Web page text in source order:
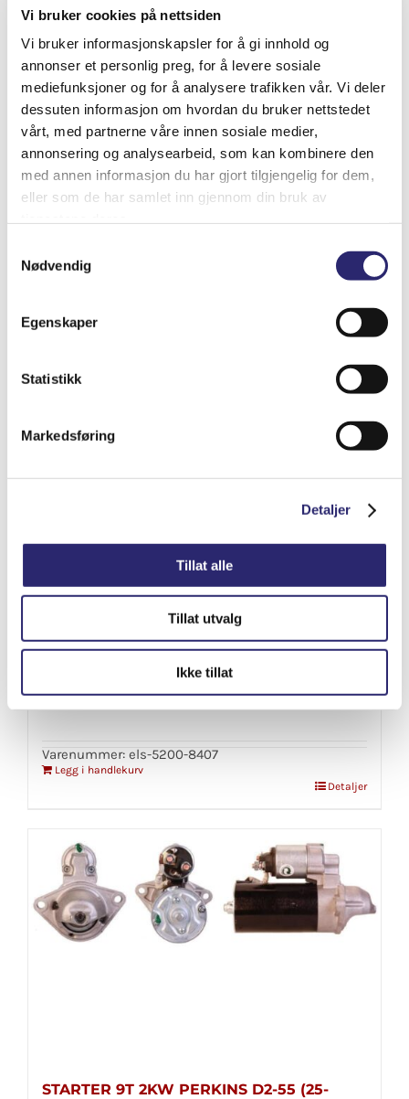
Vi bruker cookies på nettsiden
Vi bruker informasjonskapsler for å gi innhold og
annonser et personlig preg, for å levere sosiale
mediefunksjoner og for å analysere trafikken vår. Vi deler
dessuten informasjon om hvordan du bruker nettstedet
vårt, med partnerne våre innen sosiale medier,
annonsering og analysearbeid, som kan kombinere den
med annen informasjon du har gjort tilgjengelig for dem,
eller som de har samlet inn gjennom din bruk av
Nødvendig
Egenskaper
Statistikk
Markedsføring
Detaljer
Tillat alle
Tillat utvalg
Ikke tillat
STARTER 12V 1,8PS CW / 9Z
Detaljer
STARTER 9T 0.8KW
kr1,917.50
Varenummer: els-5200-8407
Legg i handlekurv
Detaljer
STARTER 9T 2KW PERKINS D2-55 (25-